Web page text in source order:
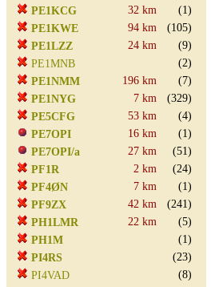
PE1KCG
32 km
(1)
PE1KWE
94 km
(105)
PE1LZZ
24 km
(9)
PE1MNB
(2)
PE1NMM
196 km
(7)
PE1NYG
7 km
(329)
PE5CFG
53 km
(4)
PE7OPI
16 km
(1)
PE7OPI/a
27 km
(51)
PF1R
2 km
(24)
PF4ØN
7 km
(1)
PF9ZX
42 km
(241)
PH1LMR
22 km
(5)
PH1M
(1)
PI4RS
(23)
PI4VAD
(8)